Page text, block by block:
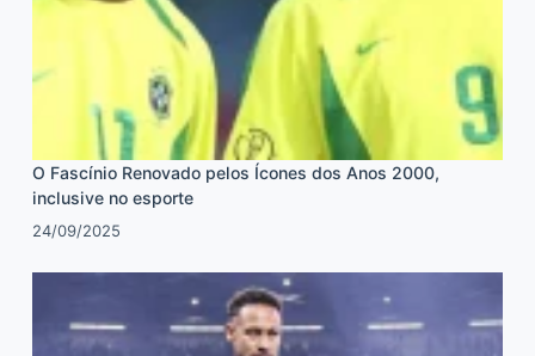
O Fascínio Renovado pelos Ícones dos Anos 2000,
inclusive no esporte
24/09/2025